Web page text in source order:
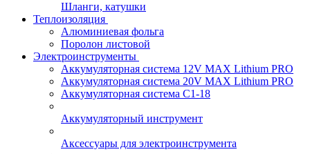
Шланги, катушки
Теплоизоляция
Алюминиевая фольга
Поролон листовой
Электроинструменты
Аккумуляторная система 12V MAX Lithium PRO
Аккумуляторная система 20V MAX Lithium PRO
Аккумуляторная система С1-18
Аккумуляторный инструмент
Аксессуары для электроинструмента